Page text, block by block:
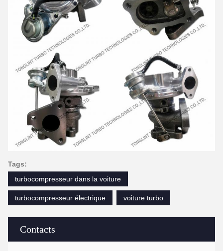
Contacts
Tags:
turbocompresseur dans la voiture
turbocompresseur électrique voiture turbo